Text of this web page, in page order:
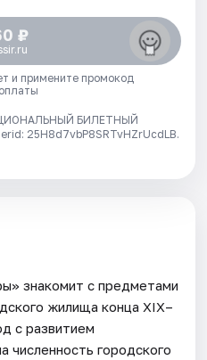
₽
и примените промокод
БИЛЕТНЫЙ
25H8d7vbP8SRTvHZrUcdLB.
знакомит с предметами
жилища конца XIX–
с развитием
численность городского